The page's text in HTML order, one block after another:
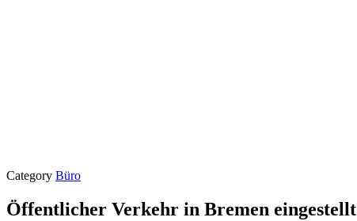
Category Büro
Öffentlicher Verkehr in Bremen eingestellt